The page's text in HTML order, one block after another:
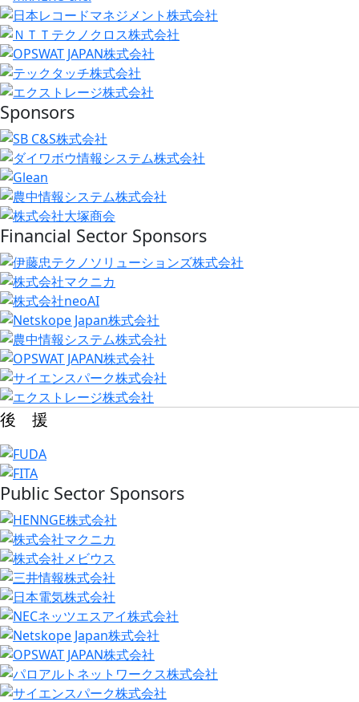
Sponsors
Financial Sector Sponsors
後 援
Public Sector Sponsors